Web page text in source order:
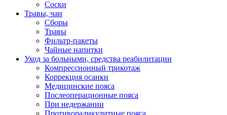
Соски
Травы, чаи
Сборы
Травы
Фильтр-пакеты
Чайные напитки
Уход за больными, средства реабилитации
Компрессионный трикотаж
Коррекция осанки
Медицинские пояса
Послеоперационные пояса
При недержании
Противорадикулитные пояса